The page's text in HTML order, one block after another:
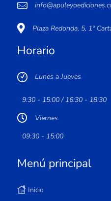
Plaza Redonda, 5, 1º
Horario
Lunes a Jueves
9:30 - 15:00 / 16:30 - 18:30
Viernes
09:30 - 15:00
Menú principal
Inicio